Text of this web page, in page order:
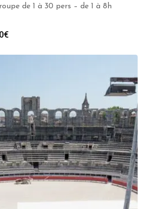
de 1 à 30 pers – de 1 à 8h
€
prix :